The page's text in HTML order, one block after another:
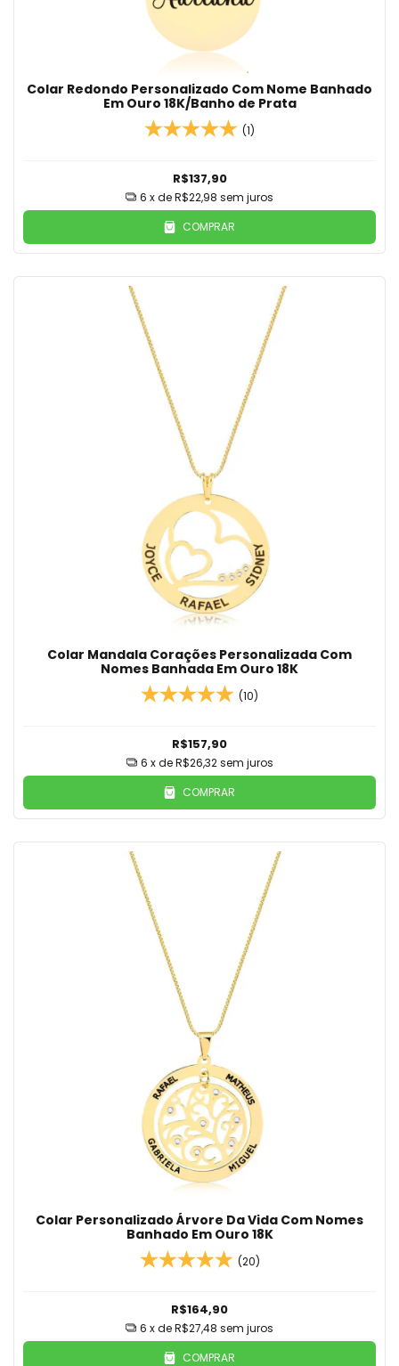
Colar Redondo Personalizado Com Nome Banhado
Em Ouro 18K/Banho de Prata
(1)
R$137,90
6 x deR$22,98 sem juros
COMPRAR
Colar Mandala Corações Personalizada Com
Nomes Banhada Em Ouro 18K
(10)
R$157,90
6 x deR$26,32 sem juros
COMPRAR
Colar Personalizado Árvore Da Vida Com Nomes
Banhado Em Ouro 18K
(20)
R$164,90
6 x deR$27,48 sem juros
COMPRAR